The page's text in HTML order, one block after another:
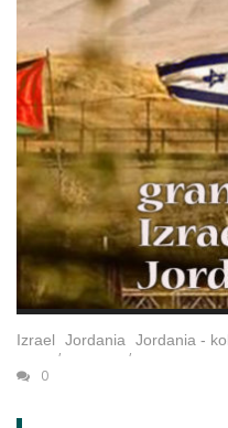
Izrael , Jordania , Jordania -
0